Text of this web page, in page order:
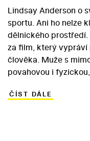
Lindsay Anderson o
sportu. Ani ho nelze
dělnického
za film, který vypráví
člověka. Muže s
povahovou i
neuvědomuje. Jeho
ČÍST DÁLE